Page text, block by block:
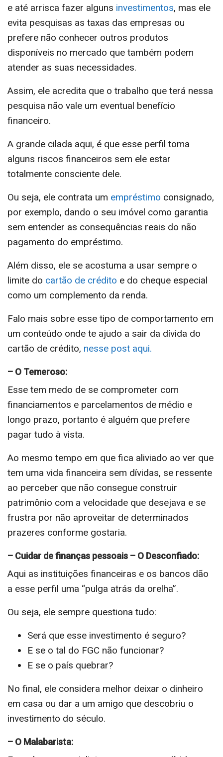
e até arrisca fazer alguns investimentos, mas ele
evita pesquisas as taxas das empresas ou
prefere não conhecer outros produtos
disponíveis no mercado que também podem
atender as suas necessidades.
Assim, ele acredita que o trabalho que terá nessa
pesquisa não vale um eventual benefício
financeiro.
A grande cilada aqui, é que esse perfil toma
alguns riscos financeiros sem ele estar
totalmente consciente dele.
Ou seja, ele contrata um empréstimo consignado,
por exemplo, dando o seu imóvel como garantia
sem entender as consequências reais do não
pagamento do empréstimo.
Além disso, ele se acostuma a usar sempre o
limite do cartão de crédito e do cheque especial
como um complemento da renda.
Falo mais sobre esse tipo de comportamento em
um conteúdo onde te ajudo a sair da dívida do
cartão de crédito, nesse post aqui.
– O Temeroso:
Esse tem medo de se comprometer com
financiamentos e parcelamentos de médio e
longo prazo, portanto é alguém que prefere
pagar tudo à vista.
Ao mesmo tempo em que fica aliviado ao ver que
tem uma vida financeira sem dívidas, se ressente
ao perceber que não consegue construir
patrimônio com a velocidade que desejava e se
frustra por não aproveitar de determinados
prazeres conforme gostaria.
– Cuidar de finanças pessoais – O Desconfiado:
Aqui as instituições financeiras e os bancos dão
a esse perfil uma “pulga atrás da orelha”.
Ou seja, ele sempre questiona tudo:
Será que esse investimento é seguro?
E se o tal do FGC não funcionar?
E se o país quebrar?
No final, ele considera melhor deixar o dinheiro
em casa ou dar a um amigo que descobriu o
investimento do século.
– O Malabarista: